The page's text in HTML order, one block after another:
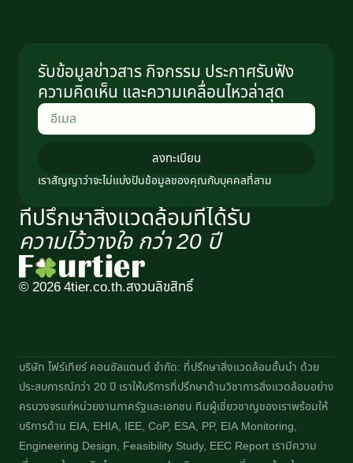
ที่ปรึกษาสิ่งแวดล้อมที่ได้รับ
ความไว้วางใจ กว่า 20 ปี​
© 2026 4tier.co.th.สงวนลิขสิทธิ์
รับข้อมูลข่าวสาร กิจกรรม ประกาศรับฟัง
ความคิดเห็น และความเคลื่อนไหวล่าสุด
ลงทะเบียน
เราสัญญาว่าจะไม่แบ่งปันข้อมูลของคุณกับบุคคลที่สาม
บริษัท โฟร์เทียร์ คอนซัลแตนต์ จำกัด: ที่ปรึกษาสิ่งแวดล้อมชั้นนำ ด้วย
ประสบการณ์กว่า 20 ปี เราให้บริการที่ปรึกษาด้านวิชาการสิ่งแวดล้อมอย่าง
ครบวงจรแก่หน่วยงานภาครัฐและเอกชน ทีมผู้เชี่ยวชาญของเราพร้อมให้
บริการด้าน EIA, EHIA, IEE, CoP, ESA, PP, EIA Monitoring,
Engineering Design, Feasibility Study, EEC Report เรามีความ